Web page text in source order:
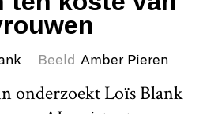
Beeld Amber Pieren
onderzoekt Loïs Blank